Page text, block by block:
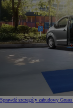
Sprawdź szczegóły zabudowy Gruau